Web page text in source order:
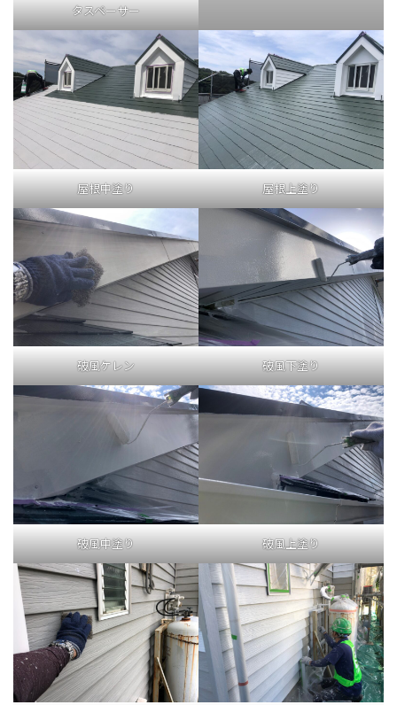
タスペーサー
屋根中塗り 屋根上塗り
破風ケレン 破風下塗り
破風中塗り 破風上塗り